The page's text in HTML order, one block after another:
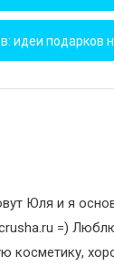
Юля и я
=)
косметику,